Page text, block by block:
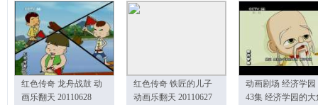
红色传奇 龙舟战鼓 动
画乐翻天 20110628
红色传奇 铁匠的儿子
动画乐翻天 20110627
动画剧场 经济学园
43集 经济学园的大